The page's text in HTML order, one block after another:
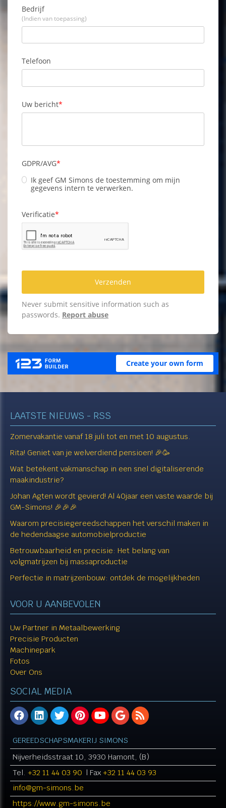
LAATSTE NIEUWS - RSS
Zomervakantie vanaf 18 juli tot en met 10 augustus.
Rita! Geniet van je welverdiend pensioen! 🎉🥳
Wat betekent vakmanschap in een snel digitaliserende
maakindustrie?
Johan Agten wordt gevierd! Al 40jaar een vaste waarde bij
GM-Simons! 🎉🎉🎉
Waarom precisiegereedschappen het verschil maken in
de hedendaagse automobielproductie
Betrouwbaarheid en precisie: Het belang van
volgmatrijzen bij massaproductie
Perfectie in matrijzenbouw: ontdek de mogelijkheden
VOOR U AANBEVOLEN
Uw Partner in Metaalbewerking
Precisie Producten
Machinepark
Fotos
Over Ons
SOCIAL MEDIA
GEREEDSCHAPSMAKERIJ SIMONS
Nijverheidsstraat 10, 3930 Hamont, (B)
Tel. +32 11 44 03 90 | Fax +32 11 44 03 93
info@gm-simons.be​​​​​​​
https://www.gm-simons.be